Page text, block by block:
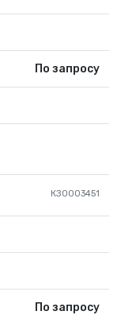
По запросу
КЗ0003451
По запросу